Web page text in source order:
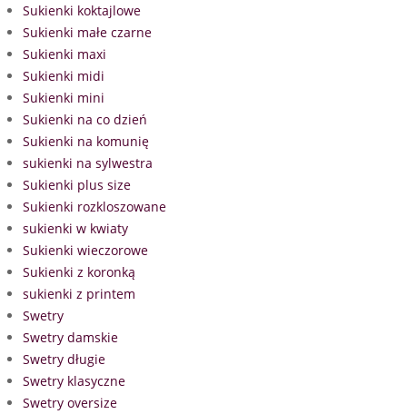
Sukienki koktajlowe
Sukienki małe czarne
Sukienki maxi
Sukienki midi
Sukienki mini
Sukienki na co dzień
Sukienki na komunię
sukienki na sylwestra
Sukienki plus size
Sukienki rozkloszowane
sukienki w kwiaty
Sukienki wieczorowe
Sukienki z koronką
sukienki z printem
Swetry
Swetry damskie
Swetry długie
Swetry klasyczne
Swetry oversize